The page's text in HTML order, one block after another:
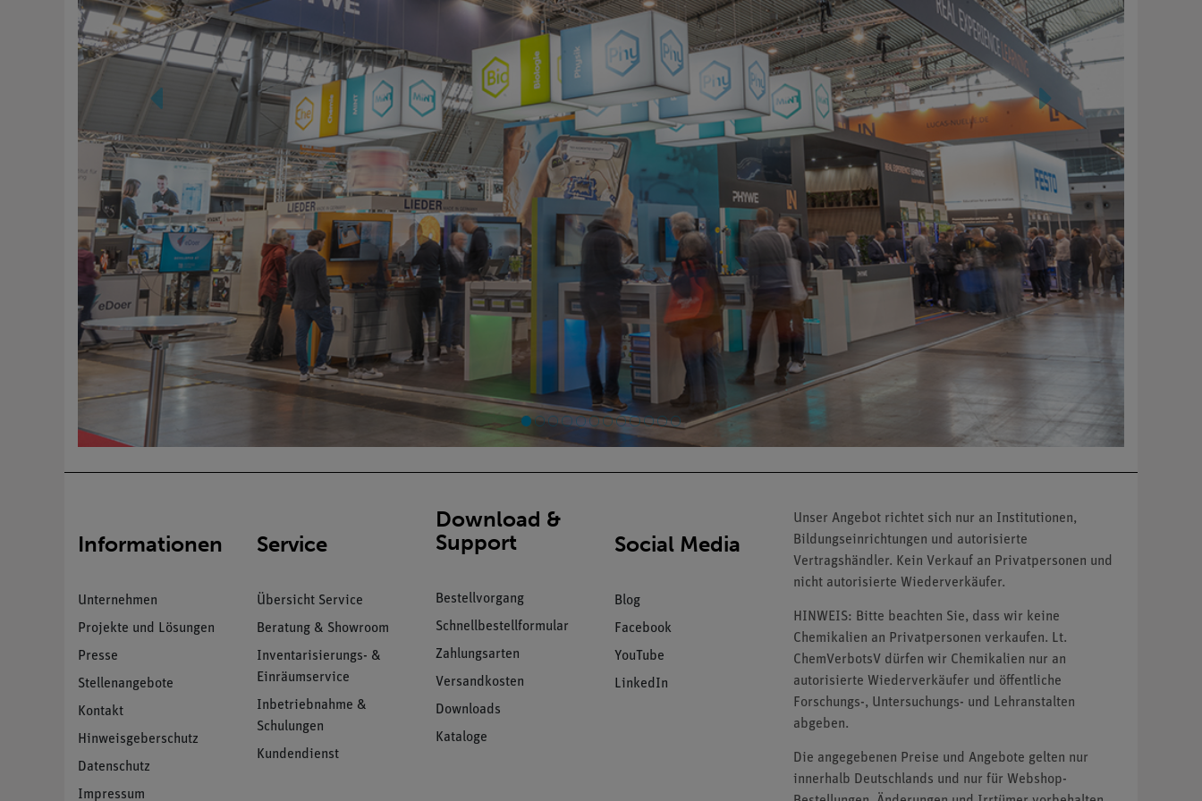
Informationen
Unternehmen
Projekte und Lösungen
Presse
Stellenangebote
Kontakt
Hinweisgeberschutz
Datenschutz
Impressum
Service
Übersicht Service
Beratung & Showroom
Inventarisierungs- &
Einräumservice
Inbetriebnahme &
Schulungen
Kundendienst
Download &
Support
Bestellvorgang
Schnellbestellformular
Zahlungsarten
Versandkosten
Downloads
Kataloge
Social Media
Blog
Facebook
YouTube
LinkedIn
Unser Angebot richtet sich nur an Institutionen,
Bildungseinrichtungen und autorisierte
Vertragshändler. Kein Verkauf an Privatpersonen und
nicht autorisierte Wiederverkäufer.
HINWEIS: Bitte beachten Sie, dass wir keine
Chemikalien an Privatpersonen verkaufen. Lt.
ChemVerbotsV dürfen wir Chemikalien nur an
autorisierte Wiederverkäufer und öffentliche
Forschungs-, Untersuchungs- und Lehranstalten
abgeben.
Die angegebenen Preise und Angebote gelten nur
innerhalb Deutschlands und nur für Webshop-